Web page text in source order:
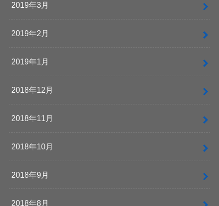
2019年3月
2019年2月
2019年1月
2018年12月
2018年11月
2018年10月
2018年9月
2018年8月